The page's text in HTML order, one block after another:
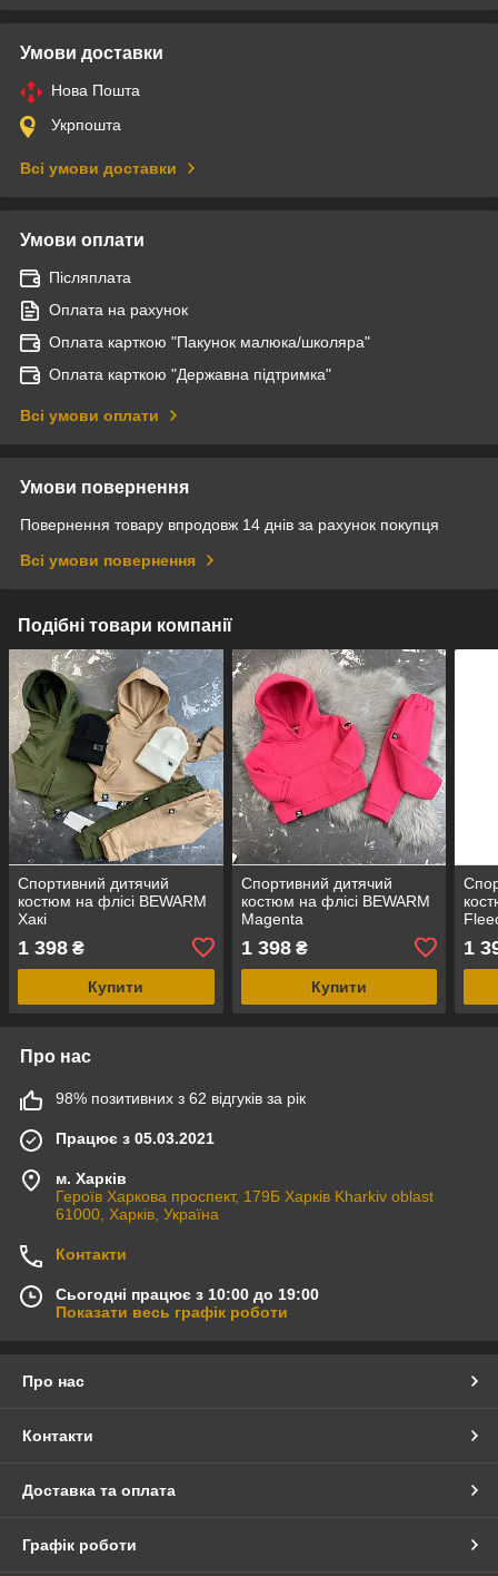
Умови доставки
Нова Пошта
Укрпошта
Всі умови доставки
Умови оплати
Післяплата
Оплата на рахунок
Оплата карткою "Пакунок малюка/школяра"
Оплата карткою "Державна підтримка"
Всі умови оплати
Умови повернення
Повернення товару впродовж 14 днів за рахунок покупця
Всі умови повернення
Подібні товари компанії
Спортивний дитячий
костюм на флісі BEWARM
Хакі
1 398 ₴
Купити
Спортивний дитячий
костюм на флісі BEWARM
Magenta
1 398₴
Купити
1
Про нас
98% позитивних з 62 відгуків за рік
Працює з 05.03.2021
м. Харків
Героїв Харкова проспект, 179Б Харків Kharkiv oblast
61000, Харків, Україна
Контакти
Сьогодні працює з 10:00 до 19:00
Показати весь графік роботи
Про нас
Контакти
Доставка та оплата
Графік роботи